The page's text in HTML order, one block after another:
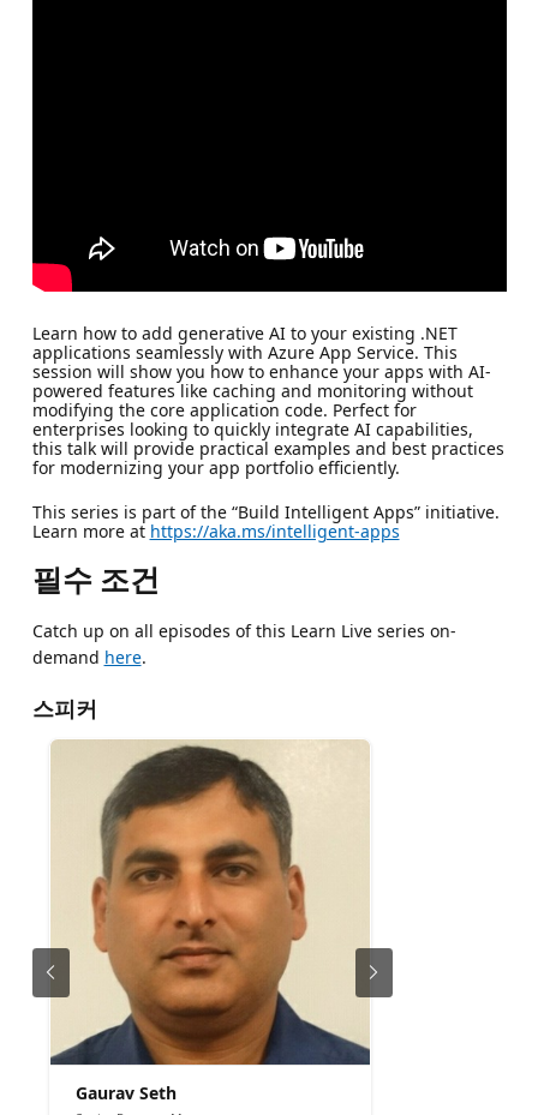
Learn how to add generative AI to your existing .NET
applications seamlessly with Azure App Service. This
session will show you how to enhance your apps with AI-
powered features like caching and monitoring without
modifying the core application code. Perfect for
enterprises looking to quickly integrate AI capabilities,
this talk will provide practical examples and best practices
for modernizing your app portfolio efficiently.
This series is part of the “Build Intelligent Apps” initiative.
Learn more at https://aka.ms/intelligent-apps
필수 조건
Catch up on all episodes of this Learn Live series on-
demand here.
스피커
Gaurav Seth